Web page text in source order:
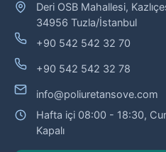
Deri OSB Mahallesi,
34956 Tuzla/İstanbul
+90 542 542 32 70
+90 542 542 32 78
info@poliuretansove.com
Hafta içi 08:00 - 18:30,
Kapalı